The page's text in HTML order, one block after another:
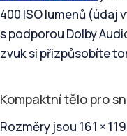
400 ISO lumenů (údaj
s podporou Dolby
zvuk si přizpůsobíte
Kompaktní tělo pro
Rozměry jsou 161 ×